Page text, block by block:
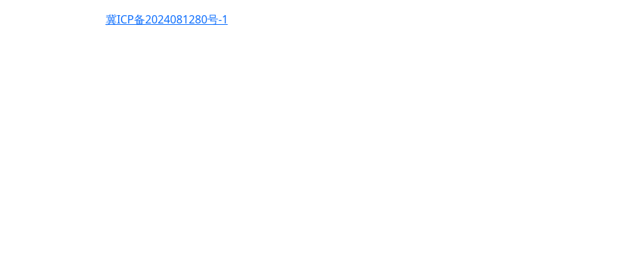
冀ICP备2024081280号-1